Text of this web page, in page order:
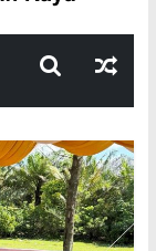
dan Sosialisasi